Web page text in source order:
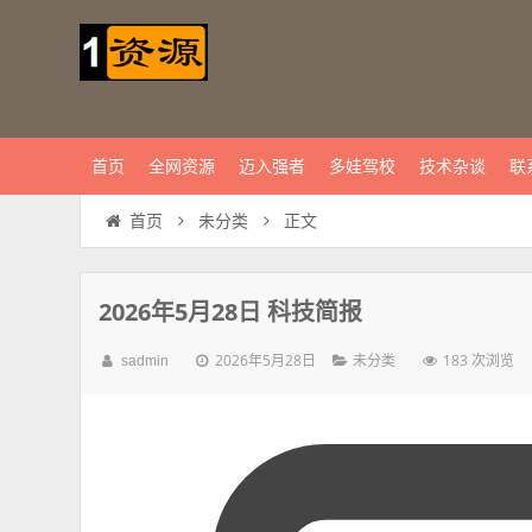
首页 全网资源 迈入强者 多娃驾校 技术杂谈 联
首页 未分类 正文
2026年5月28日 科技简报
sadmin 2026年5月28日 未分类 183 次浏览